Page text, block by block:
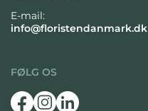
E-mail:
info@floristendanmark.dk
FØLG OS